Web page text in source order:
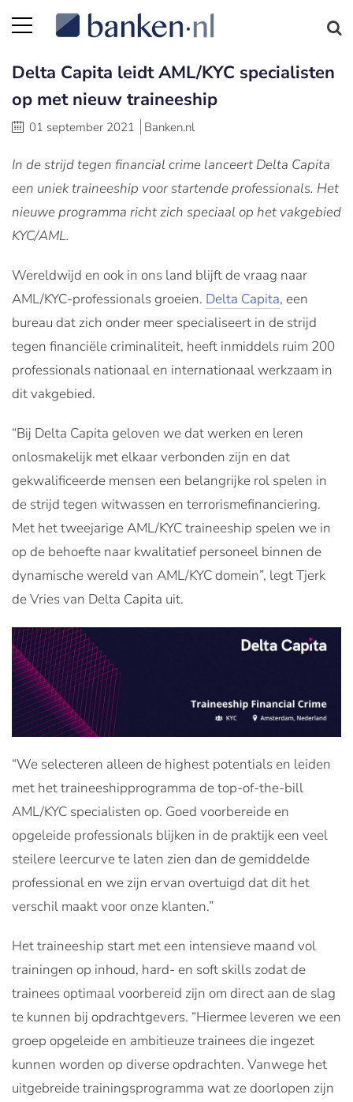
Delta Capita leidt AML/KYC specialisten
op met nieuw traineeship
01 september 2021 Banken.nl
In de strijd tegen financial crime lanceert Delta Capita
een uniek traineeship voor startende professionals. Het
nieuwe programma richt zich speciaal op het vakgebied
KYC/AML.
Wereldwijd en ook in ons land blijft de vraag naar
AML/KYC-professionals groeien. Delta Capita, een
bureau dat zich onder meer specialiseert in de strijd
tegen financiële criminaliteit, heeft inmiddels ruim 200
professionals nationaal en internationaal werkzaam in
dit vakgebied.
“Bij Delta Capita geloven we dat werken en leren
onlosmakelijk met elkaar verbonden zijn en dat
gekwalificeerde mensen een belangrijke rol spelen in
de strijd tegen witwassen en terrorismefinanciering.
Met het tweejarige AML/KYC traineeship spelen we in
op de behoefte naar kwalitatief personeel binnen de
dynamische wereld van AML/KYC domein”, legt Tjerk
de Vries van Delta Capita uit.
“We selecteren alleen de highest potentials en leiden
met het traineeshipprogramma de top-of-the-bill
AML/KYC specialisten op. Goed voorbereide en
opgeleide professionals blijken in de praktijk een veel
steilere leercurve te laten zien dan de gemiddelde
professional en we zijn ervan overtuigd dat dit het
verschil maakt voor onze klanten.”
Het traineeship start met een intensieve maand vol
trainingen op inhoud, hard- en soft skills zodat de
trainees optimaal voorbereid zijn om direct aan de slag
te kunnen bij opdrachtgevers. “Hiermee leveren we een
groep opgeleide en ambitieuze trainees die ingezet
kunnen worden op diverse opdrachten. Vanwege het
uitgebreide trainingsprogramma wat ze doorlopen zijn